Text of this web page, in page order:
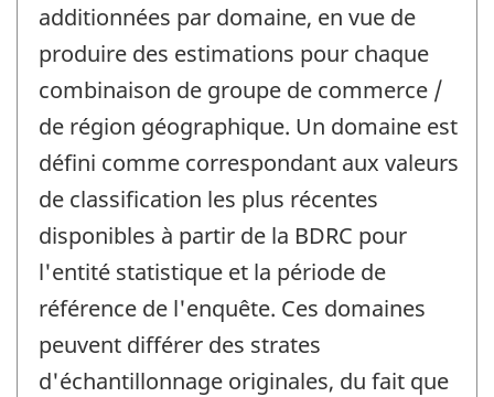
additionnées par domaine, en vue de
produire des estimations pour chaque
combinaison de groupe de commerce /
de région géographique. Un domaine est
défini comme correspondant aux valeurs
de classification les plus récentes
disponibles à partir de la BDRC pour
l'entité statistique et la période de
référence de l'enquête. Ces domaines
peuvent différer des strates
d'échantillonnage originales, du fait que